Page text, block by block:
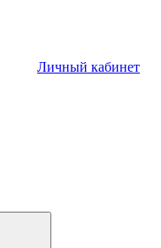
Личный кабинет